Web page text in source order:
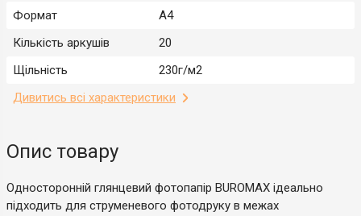
Формат
А4
Кількість аркушів
20
Щільність
230г/м2
Дивитись всі характеристики
Опис товару
Односторонній глянцевий фотопапір BUROMAX ідеально
підходить для струменевого фотодруку в межах